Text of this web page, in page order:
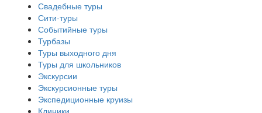
Свадебные туры
Сити-туры
Событийные туры
Турбазы
Туры выходного дня
Туры для школьников
Экскурсии
Экскурсионные туры
Экспедиционные круизы
Клиники